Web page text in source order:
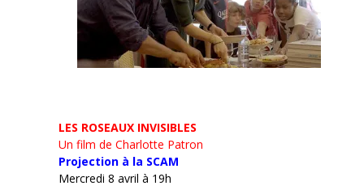
LES ROSEAUX INVISIBLES
Un film de Charlotte Patron
Projection à la SCAM
Mercredi 8 avril à 19h